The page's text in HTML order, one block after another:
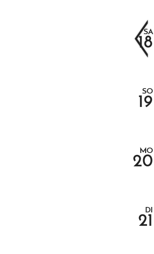
SA
18
SO
19
MO
20
DI
21
<